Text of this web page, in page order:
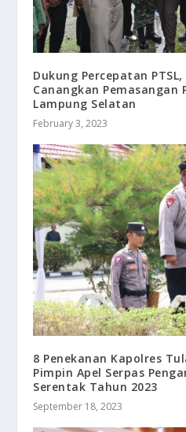
Dukung Percepatan
Canangkan Pemasangan
Lampung Selatan
February 3, 2023
8 Penekanan Kapolres
Pimpin Apel Serpas
Serentak Tahun 2023
September 18, 2023